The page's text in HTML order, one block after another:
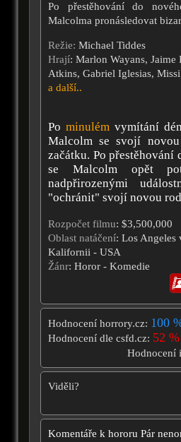
Po přestěhování do
Malcolma pronásledovat
Režie: Michael Tiddes
Hrají: Marlon Wayans, Jaime
Atkins, Gabriel Iglesias,
a další..
Po minulémvymítání
Malcolm se svojí
začátku. Po přestěhování
se Malcolm opět
nadpřirozenými
"ochránit" svojí novou
Rozpočet filmu: $3,500,000
Oblast natáčení: Los Angeles
Kalifornii - USA
Žánr: Horor - Komedie
Hodnocení horrory.cz: 100
Hodnocení dle csfd.cz: 52 %
Hodnocení
Viděli?
Komentáře k hororu Pár